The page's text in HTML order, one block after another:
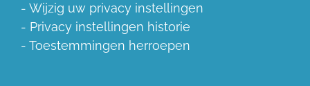
- Wijzig uw privacy instellingen
- Privacy instellingen historie
- Toestemmingen herroepen